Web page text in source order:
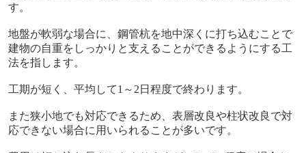
す。
地盤が軟弱な場合に、鋼管杭を地中深くに打ち込むことで
建物の自重をしっかりと支えることができるようにする工
法を指します。
工期が短く、平均して1～2日程度で終わります。
また狭小地でも対応できるため、表層改良や柱状改良で対
応できない場合に用いられることが多いです。